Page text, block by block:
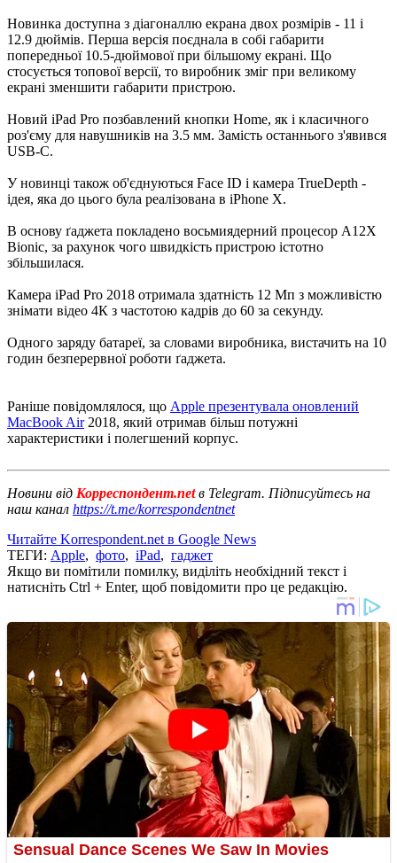
Новинка доступна з діагоналлю екрана двох розмірів - 11 і
12.9 дюймів. Перша версія поєднала в собі габарити
попередньої 10.5-дюймової при більшому екрані. Що
стосується топової версії, то виробник зміг при великому
екрані зменшити габарити пристрою.
Новий iPad Pro позбавлений кнопки Home, як і класичного
роз'єму для навушників на 3.5 мм. Замість останнього з'явився
USB-C.
У новинці також об'єднуються Face ID і камера TrueDepth -
ідея, яка до цього була реалізована в iPhone X.
В основу ґаджета покладено восьмиядерний процесор A12X
Bionic, за рахунок чого швидкість пристрою істотно
збільшилася.
Камера iPad Pro 2018 отримала здатність 12 Мп з можливістю
знімати відео 4К з частотою кадрів до 60 за секунду.
Одного заряду батареї, за словами виробника, вистачить на 10
годин безперервної роботи ґаджета.
Раніше повідомлялося, що Apple презентувала оновлений
MacBook Air2018, який отримав більш потужні
характеристики і полегшений корпус.
Новини від Корреспондент.netв Telegram. Підписуйтесь на
наш канал https://t.me/korrespondentnet
Читайте Korrespondent.net в Google News
ТЕГИ: Apple, фото, iPad, гаджет
Якщо ви помітили помилку, виділіть необхідний текст і
натисніть Ctrl + Enter, щоб повідомити про це редакцію.